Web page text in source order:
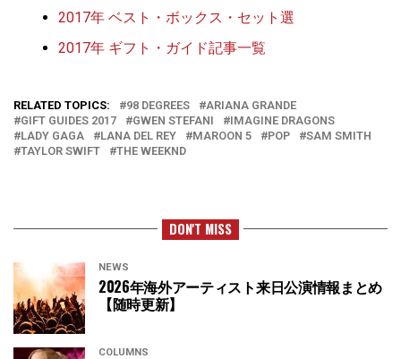
2017年 ベスト・ボックス・セット選
2017年 ギフト・ガイド記事一覧
RELATED TOPICS: 98 DEGREES
ARIANA GRANDE
GIFT GUIDES 2017
GWEN STEFANI
IMAGINE DRAGONS
LADY GAGA
LANA DEL REY MAROON 5 POP
SAM SMITH
TAYLOR SWIFT
THE WEEKND
DON'T MISS
NEWS
2026年海外アーティスト来日公演情報まとめ
【随時更新】
COLUMNS